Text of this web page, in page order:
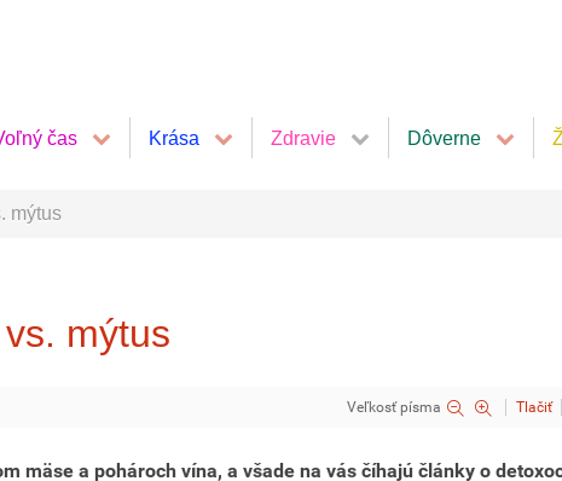
čas Krása Zdravie Dôverne
mýtus
mýtus
Veľkosť písma Tlačiť
mäse a pohároch vína, a všade na vás číhajú články o